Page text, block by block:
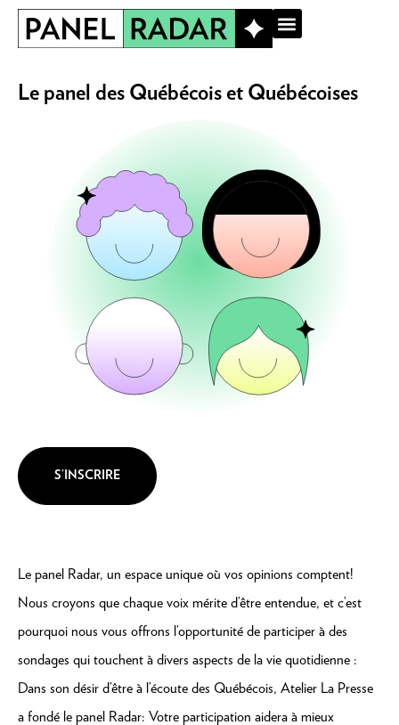
Le panel des Québécois et Québécoises
S’INSCRIRE
Le panel Radar, un espace unique où vos opinions comptent!
Nous croyons que chaque voix mérite d’être entendue, et c’est
pourquoi nous vous offrons l’opportunité de participer à des
sondages qui touchent à divers aspects de la vie quotidienne :
Dans son désir d’être à l’écoute des Québécois, Atelier La Presse
a fondé le panel Radar: Votre participation aidera à mieux